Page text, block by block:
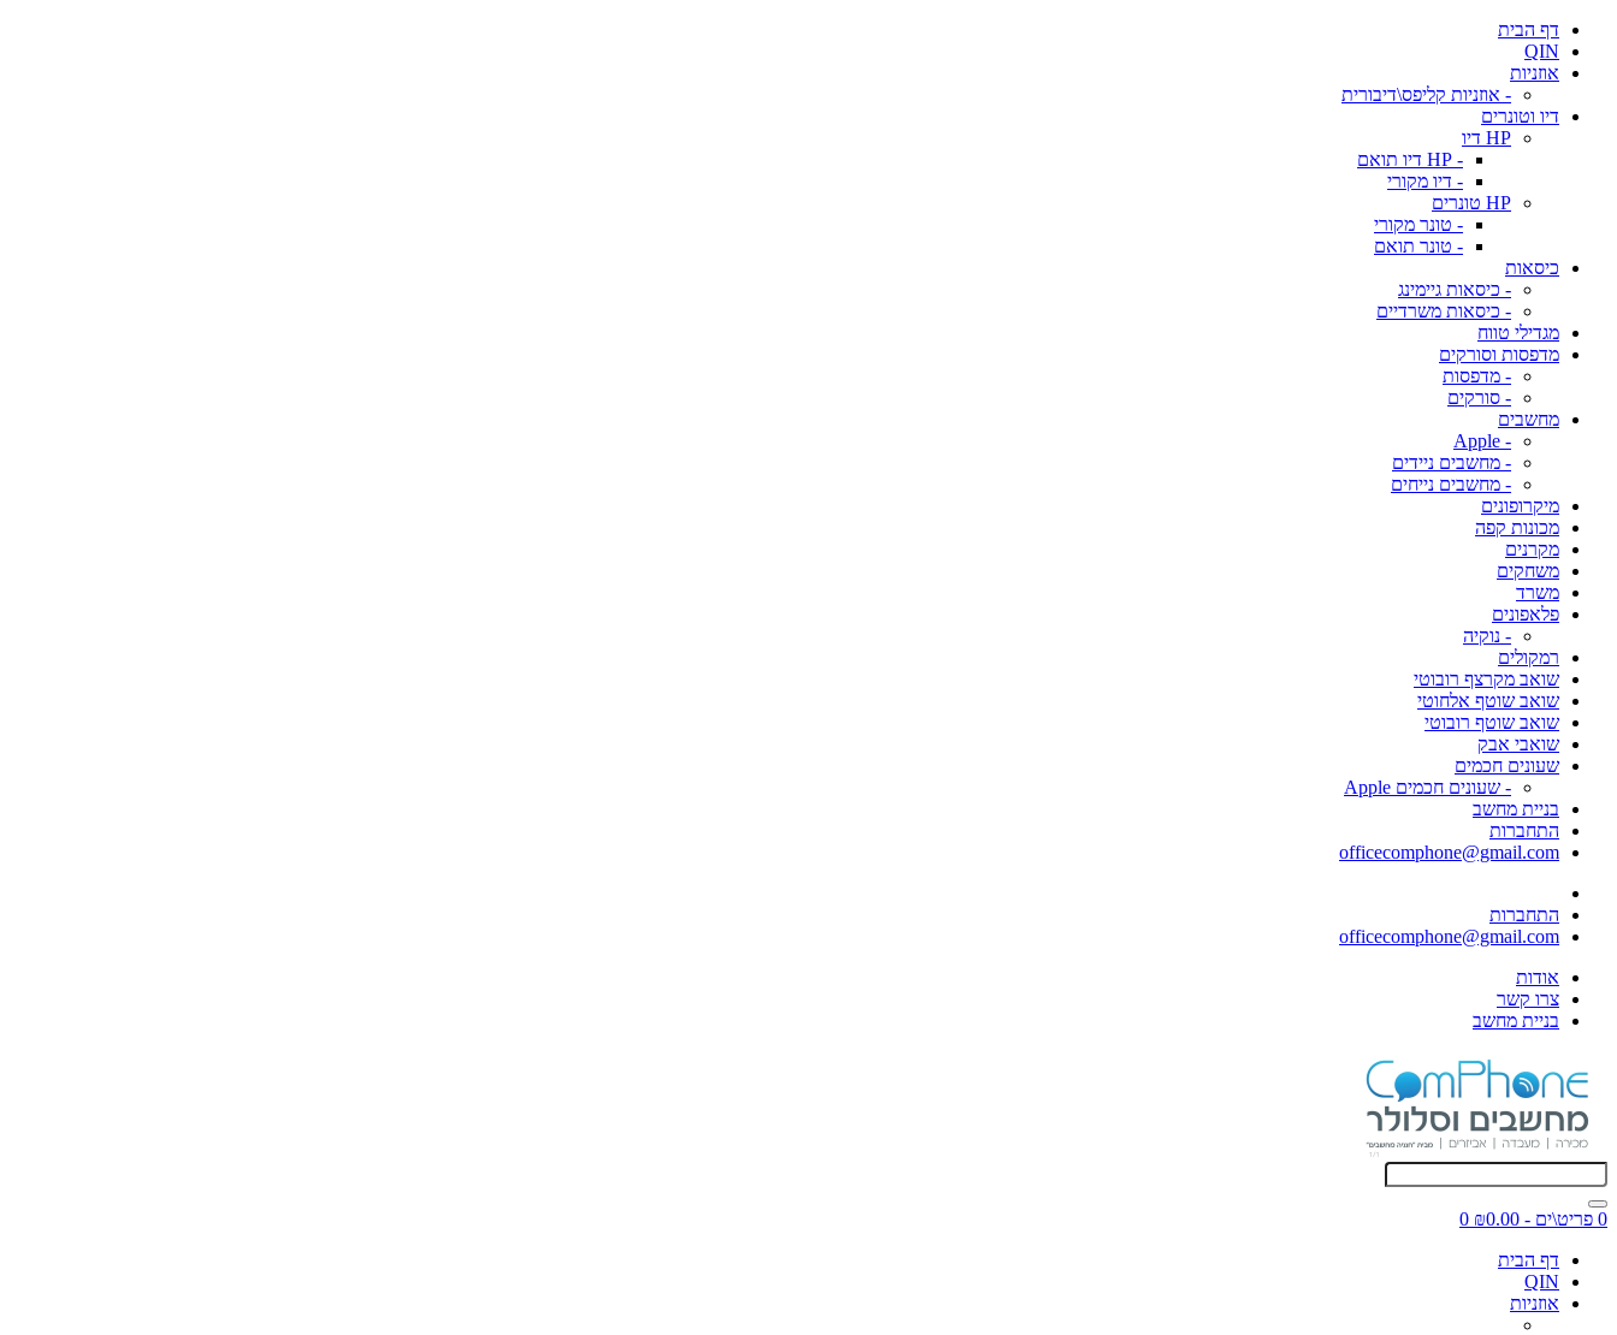
דף הבית
QIN
אוזניות
- אוזניות קליפס\דיבורית
דיו וטונרים
HP דיו
- HP דיו תואם
- דיו מקורי
HP טונרים
- טונר מקורי
- טונר תואם
כיסאות
- כיסאות גיימינג
- כיסאות משרדיים
מגדילי טווח
מדפסות וסורקים
- מדפסות
- סורקים
מחשבים
- Apple
- מחשבים ניידים
- מחשבים נייחים
מיקרופונים
מכונות קפה
מקרנים
משחקים
משרד
פלאפונים
- נוקיה
רמקולים
שואב מקרצף רובוטי
שואב שוטף אלחוטי
שואב שוטף רובוטי
שואבי אבק
שעונים חכמים
- שעונים חכמים Apple
בניית מחשב
התחברות
officecomphone@gmail.com
התחברות
officecomphone@gmail.com
אודות
צרו קשר
בניית מחשב
0 פריט\ים - ₪0.00
0
דף הבית
QIN
אוזניות